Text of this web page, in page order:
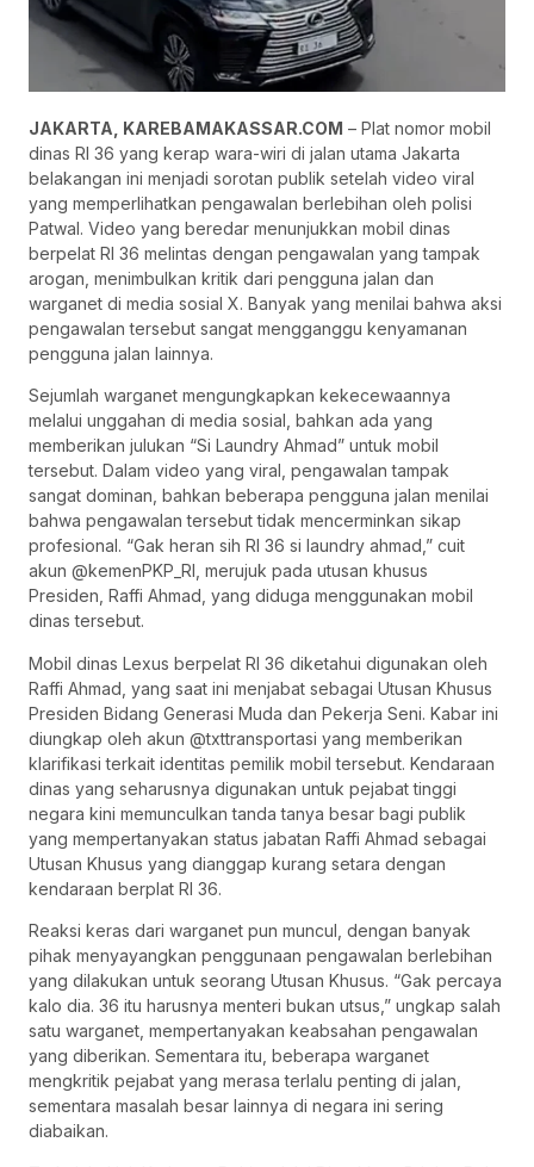
JAKARTA, KAREBAMAKASSAR.COM – Plat nomor mobil
dinas RI 36 yang kerap wara-wiri di jalan utama Jakarta
belakangan ini menjadi sorotan publik setelah video viral
yang memperlihatkan pengawalan berlebihan oleh polisi
Patwal. Video yang beredar menunjukkan mobil dinas
berpelat RI 36 melintas dengan pengawalan yang tampak
arogan, menimbulkan kritik dari pengguna jalan dan
warganet di media sosial X. Banyak yang menilai bahwa aksi
pengawalan tersebut sangat mengganggu kenyamanan
pengguna jalan lainnya.
Sejumlah warganet mengungkapkan kekecewaannya
melalui unggahan di media sosial, bahkan ada yang
memberikan julukan “Si Laundry Ahmad” untuk mobil
tersebut. Dalam video yang viral, pengawalan tampak
sangat dominan, bahkan beberapa pengguna jalan menilai
bahwa pengawalan tersebut tidak mencerminkan sikap
profesional. “Gak heran sih RI 36 si laundry ahmad,” cuit
akun @kemenPKP_RI, merujuk pada utusan khusus
Presiden, Raffi Ahmad, yang diduga menggunakan mobil
dinas tersebut.
Mobil dinas Lexus berpelat RI 36 diketahui digunakan oleh
Raffi Ahmad, yang saat ini menjabat sebagai Utusan Khusus
Presiden Bidang Generasi Muda dan Pekerja Seni. Kabar ini
diungkap oleh akun @txttransportasi yang memberikan
klarifikasi terkait identitas pemilik mobil tersebut. Kendaraan
dinas yang seharusnya digunakan untuk pejabat tinggi
negara kini memunculkan tanda tanya besar bagi publik
yang mempertanyakan status jabatan Raffi Ahmad sebagai
Utusan Khusus yang dianggap kurang setara dengan
kendaraan berplat RI 36.
Reaksi keras dari warganet pun muncul, dengan banyak
pihak menyayangkan penggunaan pengawalan berlebihan
yang dilakukan untuk seorang Utusan Khusus. “Gak percaya
kalo dia. 36 itu harusnya menteri bukan utsus,” ungkap salah
satu warganet, mempertanyakan keabsahan pengawalan
yang diberikan. Sementara itu, beberapa warganet
mengkritik pejabat yang merasa terlalu penting di jalan,
sementara masalah besar lainnya di negara ini sering
diabaikan.